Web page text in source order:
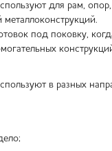
для рам,
под поковку,
в разных